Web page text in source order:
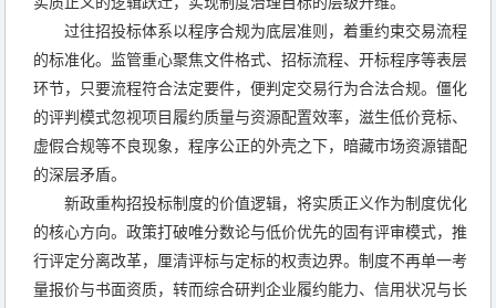
过往招投标体系以程序合规为底层准则，着重约束交易流程
的标准化。监管重心聚焦文件格式、招标流程、开标程序等表层
环节，只要流程符合法定要件，便判定交易行为合法合规。僵化
的评判模式忽视项目履约质量与资源配置效率，滋生低价竞标、
虚假合规等不良现象，程序公正的外壳之下，暗藏市场资源错配
的深层矛盾。
新政重构招投标制度的价值逻辑，将实质正义作为制度优化
的核心方向。政策打破唯分数论与低价优先的固有评审模式，推
行评定分离改革，厘清评标与定标的权责边界。制度不再单一考
量报价与书面资质，转而综合研判企业履约能力、信用状况与长